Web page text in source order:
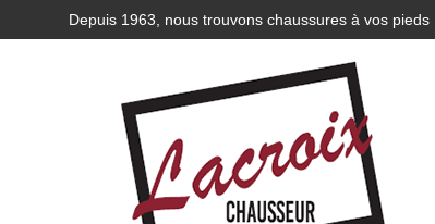
Depuis 1963, nous trouvons chaussures à vos pieds